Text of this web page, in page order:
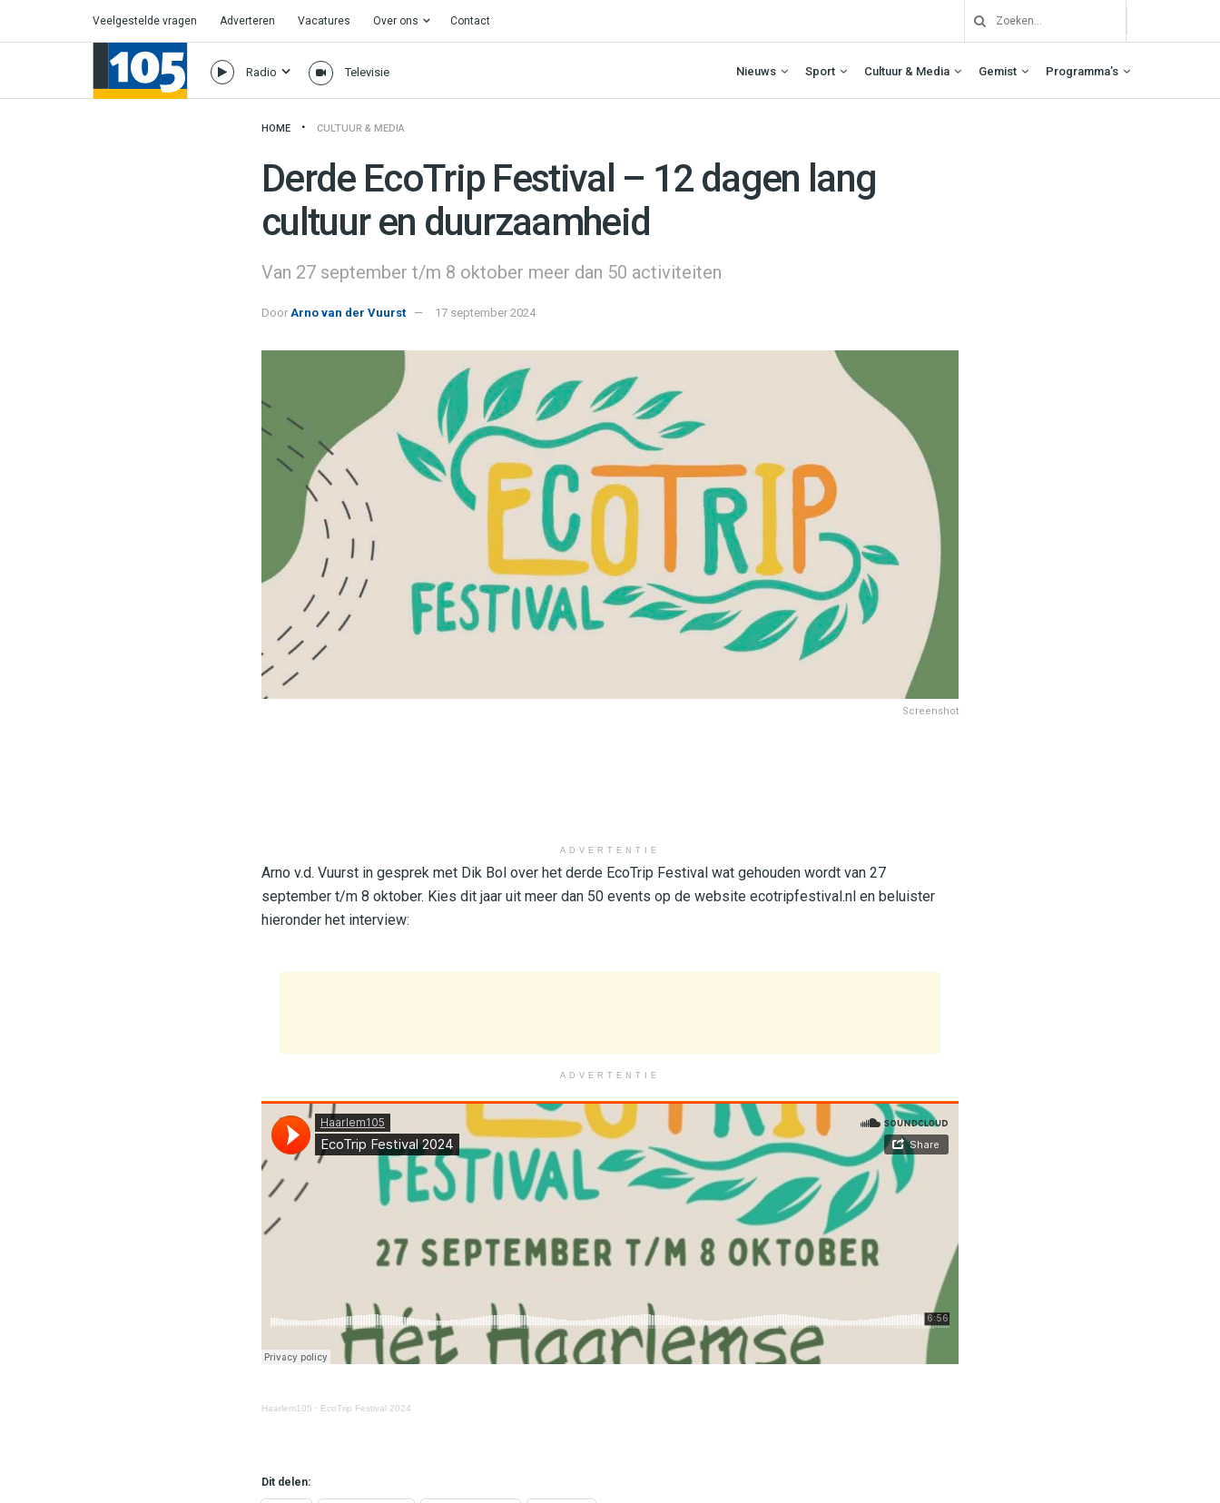
Veelgestelde vragen Adverteren Vacatures Over ons Contact
Radio Televisie Nieuws Sport Cultuur & Media Gemist Programma’s
HOME CULTUUR & MEDIA
Derde EcoTrip Festival – 12 dagen lang
cultuur en duurzaamheid
Van 27 september t/m 8 oktober meer dan 50 activiteiten
Door Arno van der Vuurst 17 september 2024
Screenshot
ADVERTENTIE
Arno v.d. Vuurst in gesprek met Dik Bol over het derde EcoTrip Festival wat gehouden wordt van 27
september t/m 8 oktober. Kies dit jaar uit meer dan 50 events op de website ecotripfestival.nl en beluister
hieronder het interview:
ADVERTENTIE
Haarlem105 · EcoTrip Festival 2024
Dit delen: